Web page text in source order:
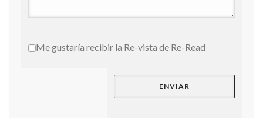
Me gustaría recibir la Re-vista de Re-Read